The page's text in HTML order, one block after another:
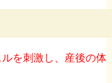
を刺激し、産後の体